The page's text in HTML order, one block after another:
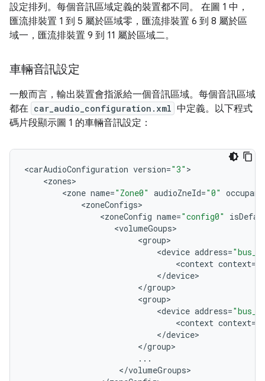
設定排列。每個音訊區域定義的裝置都不同。 在圖 1 中，
匯流排裝置 1 到 5 屬於區域零，匯流排裝置 6 到 8 屬於區
域一，匯流排裝置 9 到 11 屬於區域二。
車輛音訊設定
一般而言，輸出裝置會指派給一個音訊區域。每個音訊區域
都在 car_audio_configuration.xml 中定義。以下程式
碼片段顯示圖 1 的車輛音訊設定：
<carAudioConfiguration version="3"
<zones
<zone name="Zone0" audioZneId="0"
<zoneConfigs
<zoneConfig name="config0"
<volumeGoups
<group
<device address=
<context context=
</device
</group
<group
<device address=
<context context=
</device
</group
...
</volumeGroups